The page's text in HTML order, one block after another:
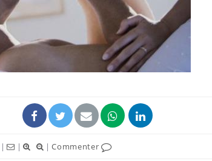
| | |Commenter
VIH : la fin du comprimé
tous les jours se profile-t-
elle enfin ?
Pourquoi votre ventre
gâche-t-il les premiers